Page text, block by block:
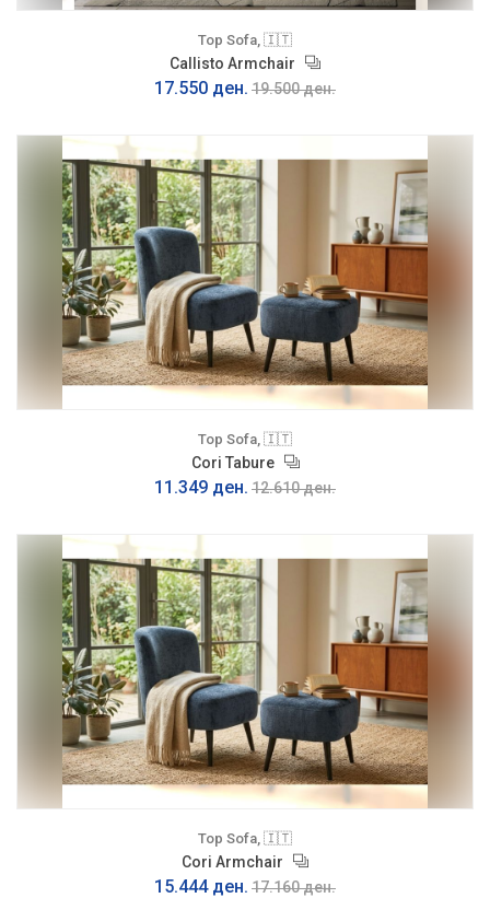
Top Sofa, 🇮🇹
Callisto Armchair
17.550 ден. 19.500 ден.
Top Sofa, 🇮🇹
Cori Tabure
11.349 ден. 12.610 ден.
Top Sofa, 🇮🇹
Cori Armchair
15.444 ден. 17.160 ден.